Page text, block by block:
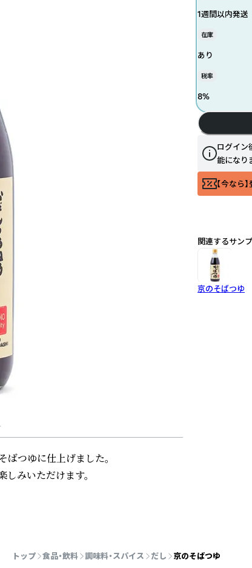
つゆに仕上げました。
みいただけます。
1週間以内発送
在庫
あり
税率
8%
ログイン
能になり
【今なら
関連するサン
京のそばつゆ
トップ 食品・飲料 調味料・スパイス だし 京のそばつゆ